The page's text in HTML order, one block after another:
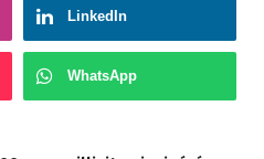
LinkedIn
WhatsApp